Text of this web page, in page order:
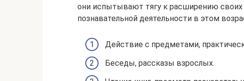
они испытывают тягу к расширению
познавательной деятельности в этом
Действие с предметами,
Беседы, рассказы взрослых.